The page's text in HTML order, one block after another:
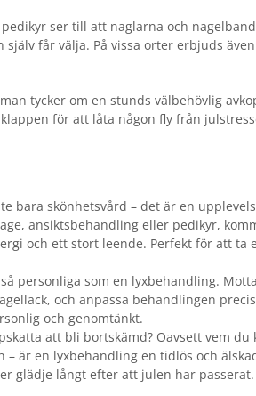
ser till att naglarna och
får välja. På vissa orter erbjuds
tycker om en stunds välbehövlig
för att låta någon fly från
bara skönhetsvård – det är en
ansiktsbehandling eller pedikyr,
och ett stort leende. Perfekt för att ta
personliga som en lyxbehandling.
och anpassa behandlingen
och genomtänkt.
att bli bortskämd? Oavsett vem du
är en lyxbehandling en tidlös och
glädje långt efter att julen har passerat.